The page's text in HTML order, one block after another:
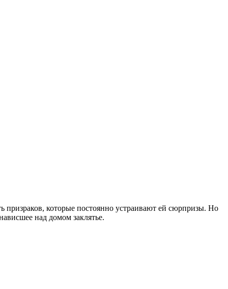
призраков, которые постоянно устраивают ей сюрпризы. Но
над домом заклятье.